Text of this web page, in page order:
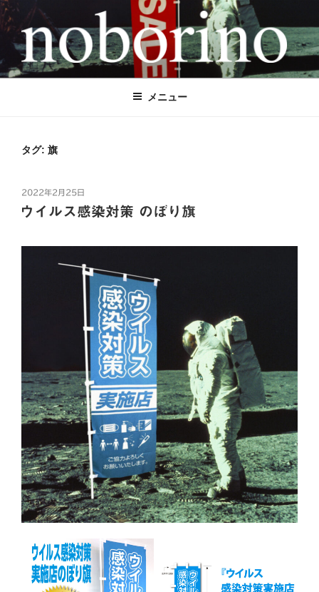
コ
ン
ン
ツ
NOBORINO（ノボリーノ）のぼり旗
＆ステッカー専門店
のぼり旗とステッカーで世界を元気に！
メニュー
タグ: 旗
投
稿
日:
2022年2月25日
ウイルス感染対策 のぼり旗